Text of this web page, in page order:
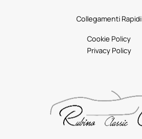
Collegamenti Rapidi
Cookie Policy
Privacy Policy